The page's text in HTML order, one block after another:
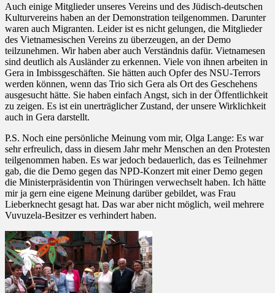
Auch einige Mitglieder unseres Vereins und des Jüdisch-deutschen
Kulturvereins haben an der Demonstration teilgenommen. Darunter
waren auch Migranten. Leider ist es nicht gelungen, die Mitglieder
des Vietnamesischen Vereins zu überzeugen, an der Demo
teilzunehmen. Wir haben aber auch Verständnis dafür. Vietnamesen
sind deutlich als Ausländer zu erkennen. Viele von ihnen arbeiten in
Gera in Imbissgeschäften. Sie hätten auch Opfer des NSU-Terrors
werden können, wenn das Trio sich Gera als Ort des Geschehens
ausgesucht hätte. Sie haben einfach Angst, sich in der Öffentlichkeit
zu zeigen. Es ist ein unerträglicher Zustand, der unsere Wirklichkeit
auch in Gera darstellt.
P.S. Noch eine persönliche Meinung vom mir, Olga Lange: Es war
sehr erfreulich, dass in diesem Jahr mehr Menschen an den Protesten
teilgenommen haben. Es war jedoch bedauerlich, das es Teilnehmer
gab, die die Demo gegen das NPD-Konzert mit einer Demo gegen
die Ministerpräsidentin von Thüringen verwechselt haben. Ich hätte
mir ja gern eine eigene Meinung darüber gebildet, was Frau
Lieberknecht gesagt hat. Das war aber nicht möglich, weil mehrere
Vuvuzela-Besitzer es verhindert haben.